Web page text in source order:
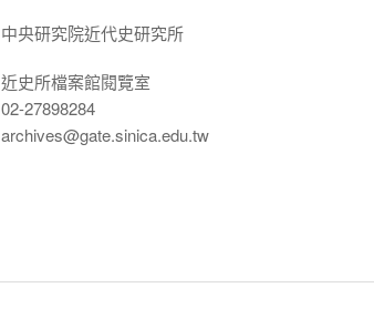
中央研究院近代史研究所
近史所檔案館閱覽室
02-27898284
archives@gate.sinica.edu.tw